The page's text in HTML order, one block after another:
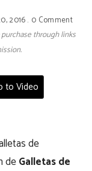
2016 0 Comment
through links
to Video
de
deGalletas de